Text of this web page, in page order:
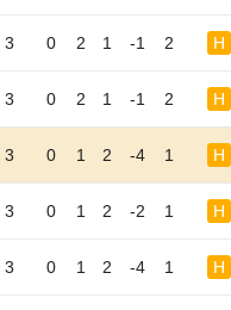
3 0 2 1 -1 2 H
3 0 2 1 -1 2 H
3 0 1 2 -4 1 H
3 0 1 2 -2 1 H
3 0 1 2 -4 1 H